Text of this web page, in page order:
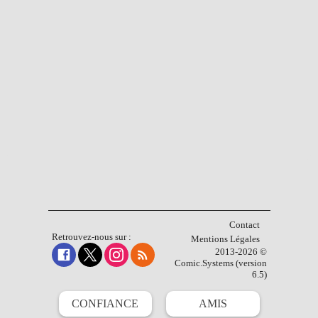
Retrouvez-nous sur :
Contact
Mentions Légales
2013-2026 ©
Comic.Systems (version
6.5)
CONFIANCE AMIS